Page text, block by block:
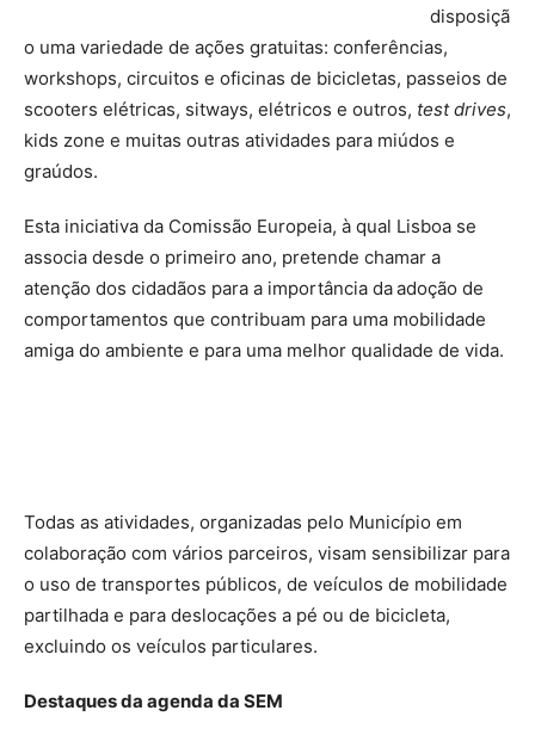
disposiçã
o uma variedade de ações gratuitas: conferências,
workshops, circuitos e oficinas de bicicletas, passeios de
scooters elétricas, sitways, elétricos e outros, test drives,
kids zone e muitas outras atividades para miúdos e
graúdos.
Esta iniciativa da Comissão Europeia, à qual Lisboa se
associa desde o primeiro ano, pretende chamar a
atenção dos cidadãos para a importância daadoção de
comportamentos que contribuam para uma mobilidade
amiga do ambiente e para uma melhor qualidade de vida.
Todas as atividades, organizadas pelo Município em
colaboração com vários parceiros, visam sensibilizar para
o uso de transportes públicos, de veículos de mobilidade
partilhada e para deslocações a pé ou de bicicleta,
excluindo os veículos particulares.
Destaques da agenda da SEM